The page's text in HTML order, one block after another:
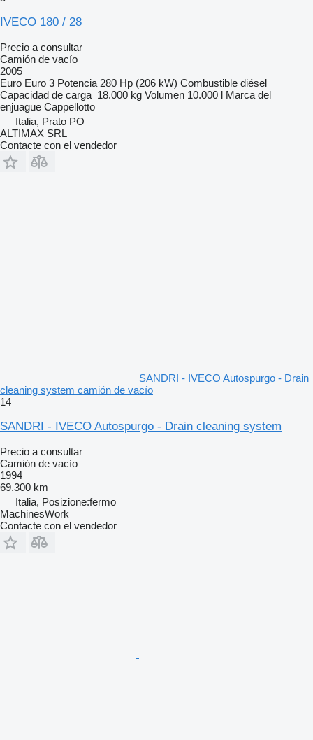
IVECO 180 / 28
Precio a consultar
Camión de vacío
2005
Euro Euro 3 Potencia 280 Hp (206 kW) Combustible diésel
Capacidad de carga 18.000 kg Volumen 10.000 l Marca del
enjuague Cappellotto
Italia, Prato PO
ALTIMAX SRL
Contacte con el vendedor
SANDRI - IVECO Autospurgo - Drain
cleaning system camión de vacío
14
SANDRI - IVECO Autospurgo - Drain cleaning system
Precio a consultar
Camión de vacío
1994
69.300 km
Italia, Posizione:fermo
MachinesWork
Contacte con el vendedor